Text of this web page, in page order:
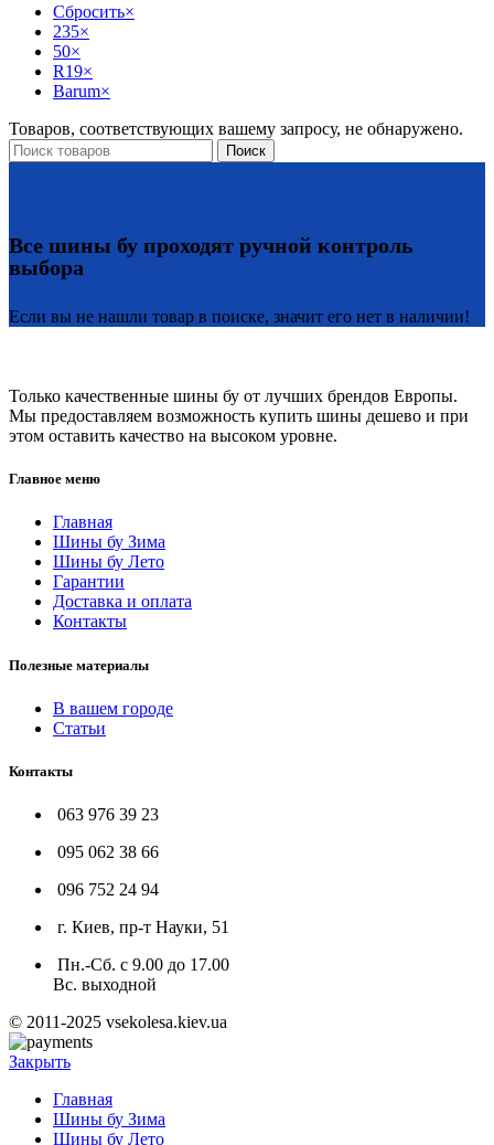
Сбросить×
235×
50×
R19×
Barum×
Товаров, соответствующих вашему запросу, не обнаружено.
Поиск
Все шины бу проходят ручной контроль
выбора
Если вы не нашли товар в поиске, значит его нет в наличии!
Только качественные шины бу от лучших брендов Европы.
Мы предоставляем возможность купить шины дешево и при
этом оставить качество на высоком уровне.
Главное меню
Главная
Шины бу Зима
Шины бу Лето
Гарантии
Доставка и оплата
Контакты
Полезные материалы
В вашем городе
Статьи
Контакты
063 976 39 23
095 062 38 66
096 752 24 94
г. Киев, пр-т Науки, 51
Пн.-Сб. с 9.00 до 17.00
Вс. выходной
© 2011-2025 vsekolesa.kiev.ua
Закрыть
Главная
Шины бу Зима
Шины бу Лето